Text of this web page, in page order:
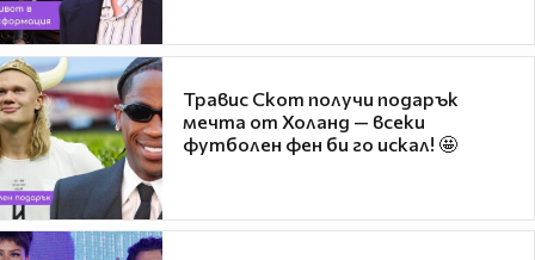
Травис Скот получи подарък
мечта от Холанд — всеки
футболен фен би го искал! 🤩